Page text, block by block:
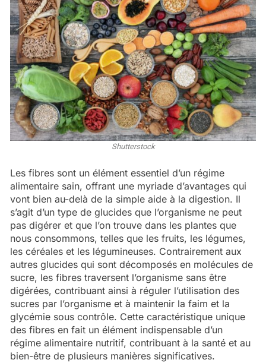
Shutterstock
Les fibres sont un élément essentiel d’un régime
alimentaire sain, offrant une myriade d’avantages qui
vont bien au-delà de la simple aide à la digestion. Il
s’agit d’un type de glucides que l’organisme ne peut
pas digérer et que l’on trouve dans les plantes que
nous consommons, telles que les fruits, les légumes,
les céréales et les légumineuses. Contrairement aux
autres glucides qui sont décomposés en molécules de
sucre, les fibres traversent l’organisme sans être
digérées, contribuant ainsi à réguler l’utilisation des
sucres par l’organisme et à maintenir la faim et la
glycémie sous contrôle. Cette caractéristique unique
des fibres en fait un élément indispensable d’un
régime alimentaire nutritif, contribuant à la santé et au
bien-être de plusieurs manières significatives.